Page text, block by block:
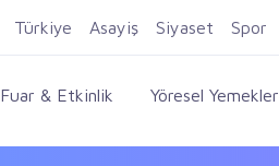
Firma Ekle
Fuar & Etkinlik Yöresel Yemekler
Türkiye Asayiş Siyaset Spor